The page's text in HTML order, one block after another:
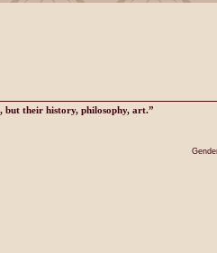
but their history, philosophy, art.”